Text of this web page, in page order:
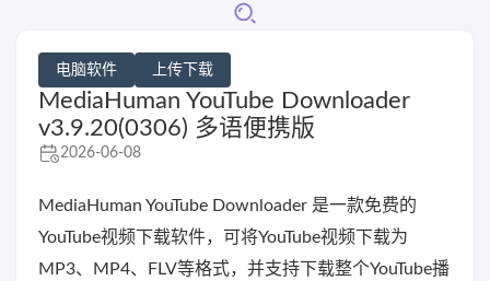
电脑软件 上传下载
MediaHuman YouTube Downloader
v3.9.20(0306) 多语便携版
2026-06-08
MediaHuman YouTube Downloader 是一款免费的
YouTube视频下载软件，可将YouTube视频下载为
MP3、MP4、FLV等格式，并支持下载整个YouTube播